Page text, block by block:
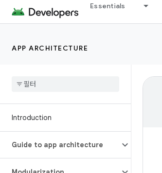
Essentials
APP ARCHITECTURE
Introduction
Guide to app architecture